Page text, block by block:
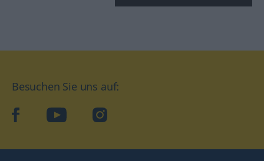
Besuchen Sie uns auf:
facebookYouTube Instagram